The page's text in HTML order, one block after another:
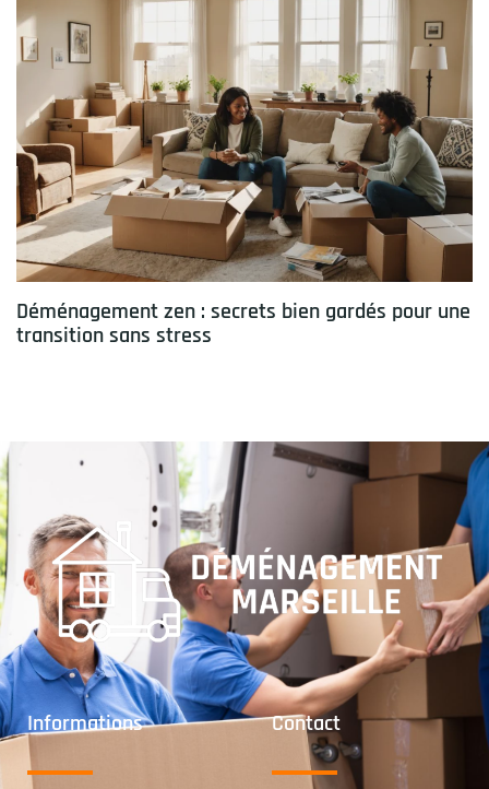
Déménagement zen : secrets bien gardés pour une
transition sans stress
Informations Contact